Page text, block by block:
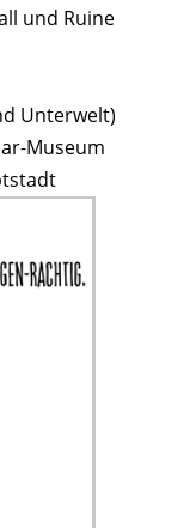
und Ruine
Unterwelt)
Museum